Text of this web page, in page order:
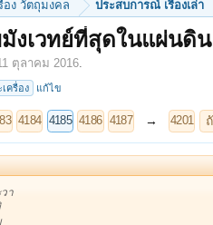
อง วัตถุมงคล ประสบการณ์ เรื่องเล่า
งเวทย์ที่สุดในแผ่นดิน
ตุลาคม 2016.
เครื่อง แก้ไข
→ 4201 ถัดไป >
า